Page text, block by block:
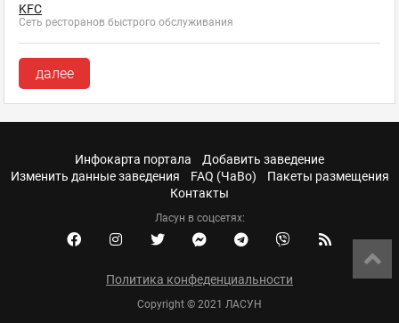
KFC
Сеть ресторанов быстрого обслуживания
далее
Инфокарта портала
Добавить заведение
Изменить данные заведения
FAQ (ЧаВо)
Пакеты размещения
Контакты
Ласун в соцсетях:
Политика конфеденциальности
Copyright © 2021 ЛАСУН